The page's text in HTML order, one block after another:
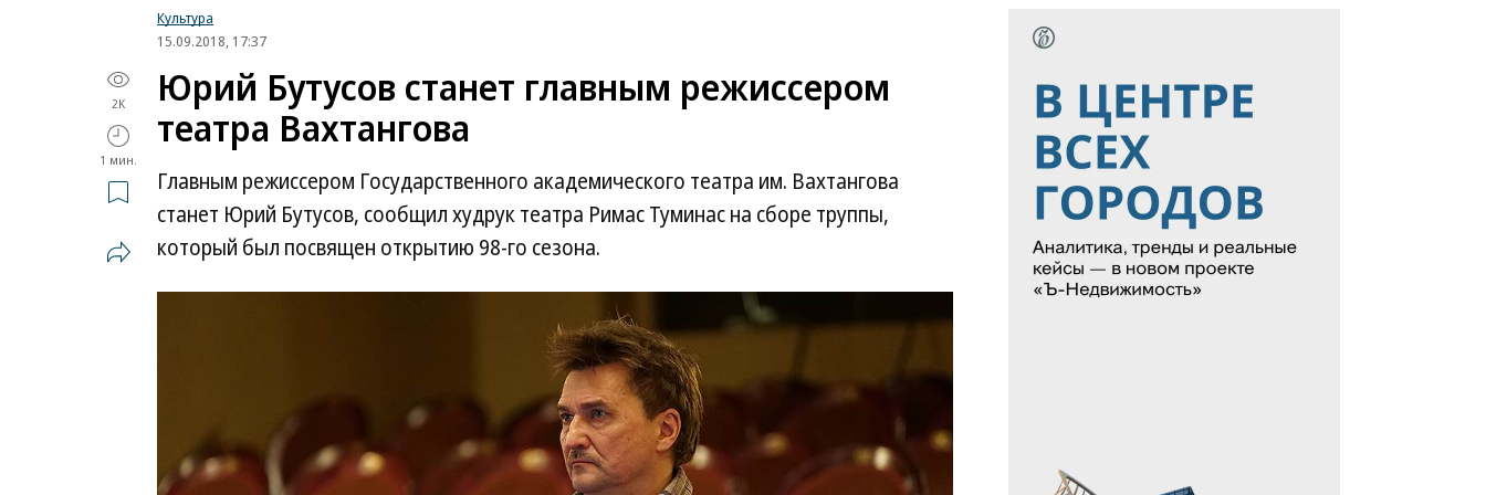
Культура
15.09.2018, 17:37
2K
1 мин.
Юрий Бутусов станет главным режиссером
театра Вахтангова
Главным режиссером Государственного академического театра им. Вахтангова
станет Юрий Бутусов, сообщил худрук театра Римас Туминас на сборе труппы,
который был посвящен открытию 98-го сезона.